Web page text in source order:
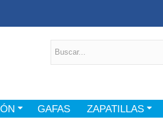
GAFAS ZAPATILLAS